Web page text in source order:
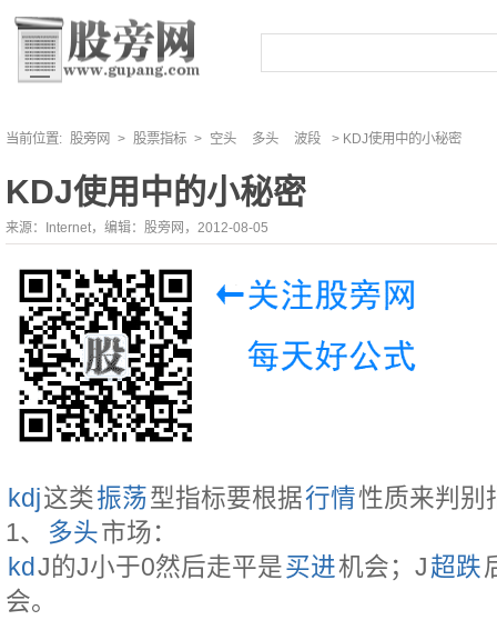
当前位置: 股旁网 > 股票指标 > 空头 多头 波段 > KDJ使用中的小秘密
KDJ使用中的小秘密
来源：Internet，编辑：股旁网，2012-08-05
kdj这类振荡型指标要根据行情性质来判别
1、
多头市场：
kdJ的J小于0然后走平是买进机会；J超跌
会。